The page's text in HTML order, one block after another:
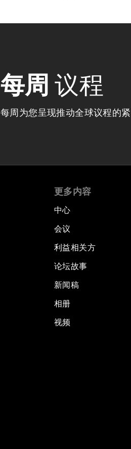
每周 议程
每周为您呈现推动全球议程的紧
更多内容
中心
会议
利益相关方
论坛故事
新闻稿
相册
视频